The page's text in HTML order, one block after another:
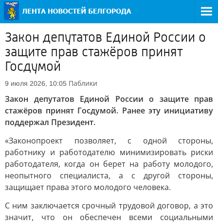
Закон депутатов Единой России о
защите прав стажёров принят
Госдумой
9 июля 2026, 10:05 Паблики
Закон депутатов Единой России о защите прав
стажёров принят Госдумой. Ранее эту инициативу
поддержал Президент.
«Законопроект позволяет, с одной стороны,
работнику и работодателю минимизировать риски
работодателя, когда он берет на работу молодого,
неопытного специалиста, а с другой стороны,
защищает права этого молодого человека.
С ним заключается срочный трудовой договор, а это
значит, что он обеспечен всеми социальными